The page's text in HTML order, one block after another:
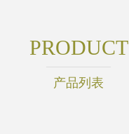
PRODUCT
产品列表